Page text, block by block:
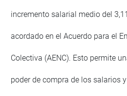
incremento salarial medio del
acordado en el Acuerdo para el
Colectiva (AENC). Esto permite
poder de compra de los salarios